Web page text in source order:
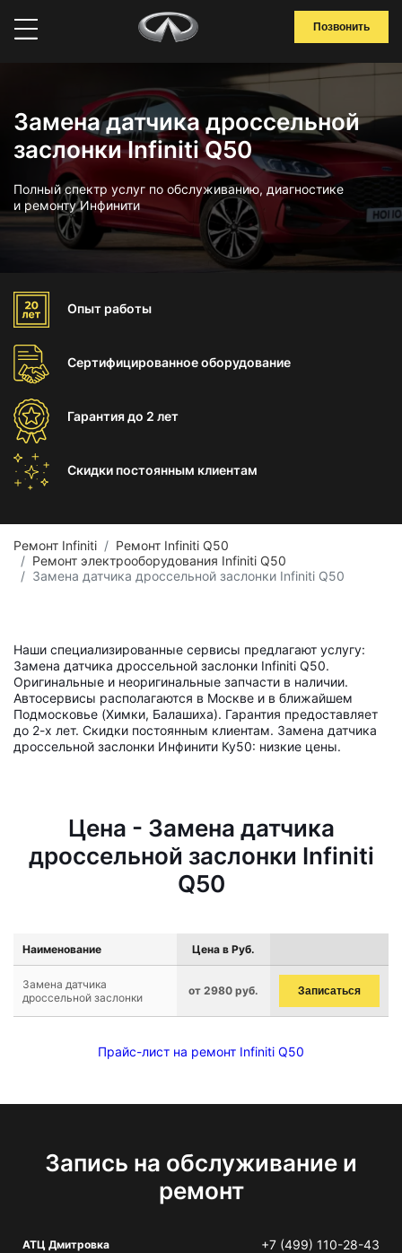
Позвонить
Замена датчика дроссельной
заслонки Infiniti Q50
Полный спектр услуг по обслуживанию, диагностике
и ремонту Инфинити
Опыт работы
Сертифицированноеоборудование
Гарантиядо 2 лет
Скидки постоянным клиентам
Ремонт Infiniti
Ремонт Infiniti Q50
Ремонт электрооборудования Infiniti Q50
Замена датчика дроссельной заслонки Infiniti Q50
Наши специализированные сервисы предлагают услугу:
Замена датчика дроссельной заслонки Infiniti Q50.
Оригинальные и неоригинальные запчасти в наличии.
Автосервисы располагаются в Москве и в ближайшем
Подмосковье (Химки, Балашиха). Гарантия предоставляет
до 2-х лет. Скидки постоянным клиентам. Замена датчика
дроссельной заслонки Инфинити Ку50: низкие цены.
Цена - Замена датчика
дроссельной заслонки Infiniti
Q50
Наименование Цена в Руб.
Замена датчика
дроссельной заслонки
от 2980 руб. Записаться
Прайс-лист на ремонт Infiniti Q50
Запись на обслуживание и
ремонт
АТЦ Дмитровка +7 (499) 110-28-43